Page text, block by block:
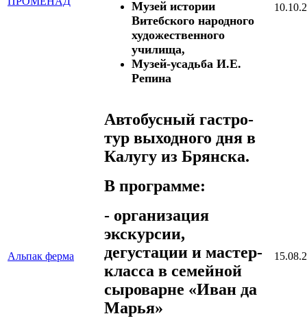
Музей истории
Витебского народного
художественного
училища,
Музей-усадьба И.Е.
Репина
Альпак ферма
Автобусный гастро-
тур выходного дня в
Калугу из Брянска.
В программе:
- организация
экскурсии,
дегустации и мастер-
класса в семейной
сыроварне «Иван да
Марья»